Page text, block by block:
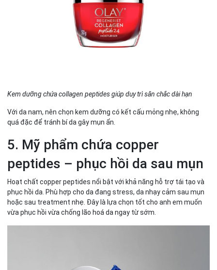
Kem dưỡng chứa collagen peptides giúp duy trì săn chắc dài hạn
Với da nam, nên chọn kem dưỡng có kết cấu mỏng nhẹ, không
quá đặc để tránh bí da gây mụn ẩn.
5. Mỹ phẩm chứa copper
peptides – phục hồi da sau mụn
Hoạt chất copper peptides nổi bật với khả năng hỗ trợ tái tạo và
phục hồi da. Phù hợp cho da đang stress, da nhạy cảm sau mụn
hoặc sau treatment nhẹ. Đây là lựa chọn tốt cho anh em muốn
vừa phục hồi vừa chống lão hoá da ngay từ sớm.